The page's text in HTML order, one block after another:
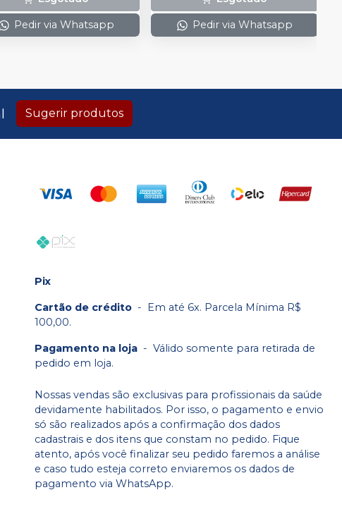
Pedir via Whatsapp Pedir via Whatsapp
Sugerir produtos
Pix
Cartão de crédito - Em até 6x. Parcela Mínima R$
100,00.
Pagamento na loja - Válido somente para retirada de
pedido em loja.
Nossas vendas são exclusivas para profissionais da saúde
devidamente habilitados. Por isso, o pagamento e envio
só são realizados após a confirmação dos dados
cadastrais e dos itens que constam no pedido. Fique
atento, após você finalizar seu pedido faremos a análise
e caso tudo esteja correto enviaremos os dados de
pagamento via WhatsApp.